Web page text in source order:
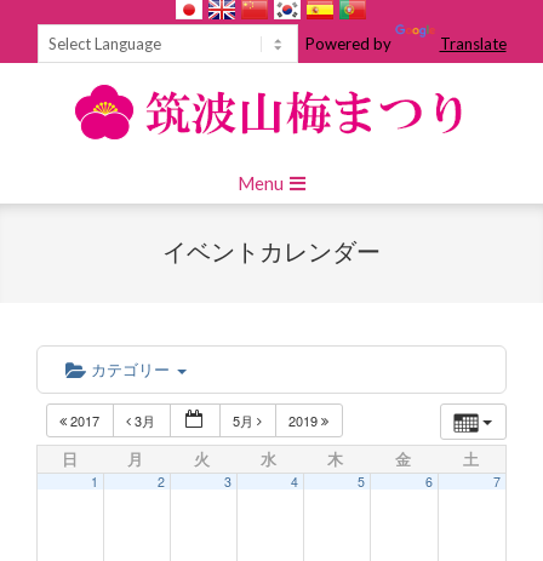
Powered by Translate
Navigation
Menu
イベントカレンダー
カテゴリー
2017 3月 5月 2019
日 月 火 水 木 金 土
1 2 3 4 5 6 7